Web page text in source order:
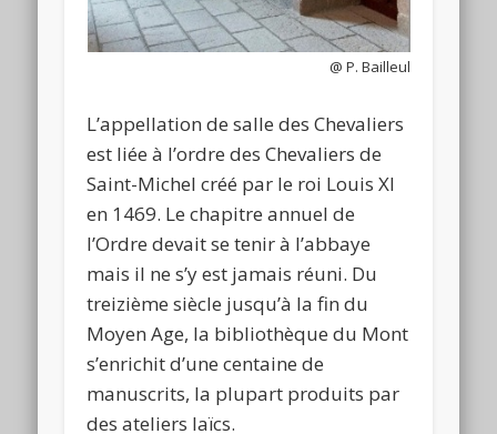
@ P. Bailleul
L’appellation de salle des Chevaliers
est liée à l’ordre des Chevaliers de
Saint-Michel créé par le roi Louis XI
en 1469. Le chapitre annuel de
l’Ordre devait se tenir à l’abbaye
mais il ne s’y est jamais réuni. Du
treizième siècle jusqu’à la fin du
Moyen Age, la bibliothèque du Mont
s’enrichit d’une centaine de
manuscrits, la plupart produits par
des ateliers laïcs.